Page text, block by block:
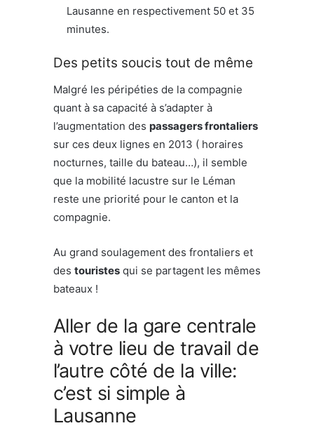
Lausanne en respectivement 50 et 35
minutes.
Des petits soucis tout de même
Malgré les péripéties de la compagnie
quant à sa capacité à s’adapter à
l’augmentation des passagers frontaliers
sur ces deux lignes en 2013 ( horaires
nocturnes, taille du bateau…), il semble
que la mobilité lacustre sur le Léman
reste une priorité pour le canton et la
compagnie.
Au grand soulagement des frontaliers et
des touristes qui se partagent les mêmes
bateaux !
Aller de la gare centrale
à votre lieu de travail de
l’autre côté de la ville:
c’est si simple à
Lausanne